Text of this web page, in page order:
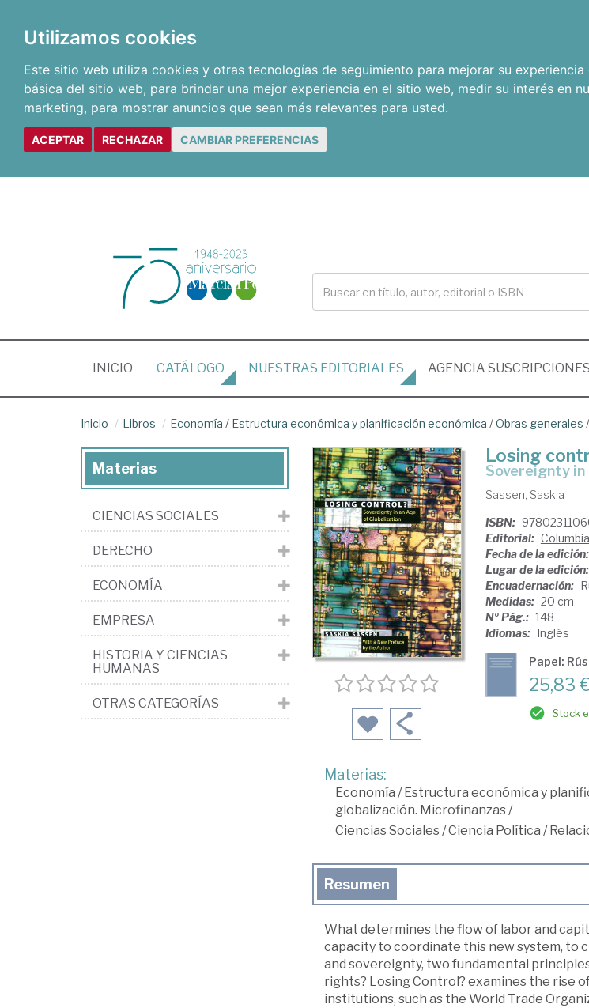
Utilizamos cookies
Este sitio web utiliza cookies y otras tecnologías de seguimiento para mejorar su
básica del sitio web, para brindar una mejor experiencia en el sitio web, medir su interés en
marketing, para mostrar anuncios que sean más relevantes para usted.
ACEPTAR RECHAZAR CAMBIAR PREFERENCIAS
INICIO (CURRENT)
CATÁLOGO NUESTRAS EDITORIALES AGENCIA SUSCRIPCIONES
Inicio Libros Economía / Estructura económica y planificación económica /Obras generales /
Losing
sovereignty
Sassen, Saskia
ISBN:
Editorial:
Fecha de la edición:
Lugar de la edición:
Encuadernación:
Medidas: 20 cm
Nº Pág.: 148
Idiomas: Inglés
Papel:
25,83 €
Stock
Materias:
Economía /Estructura económica y
globalización. Microfinanzas/
Ciencias Sociales/Ciencia Política /
Resumen
What determines the flow of labor and
capacity to coordinate this new system, to
and sovereignty, two fundamental
rights? Losing Control? examines the rise
institutions, such as the World Trade
Materias
CIENCIAS SOCIALES
DERECHO
ECONOMÍA
EMPRESA
HISTORIA Y CIENCIAS
HUMANAS
OTRAS CATEGORÍAS